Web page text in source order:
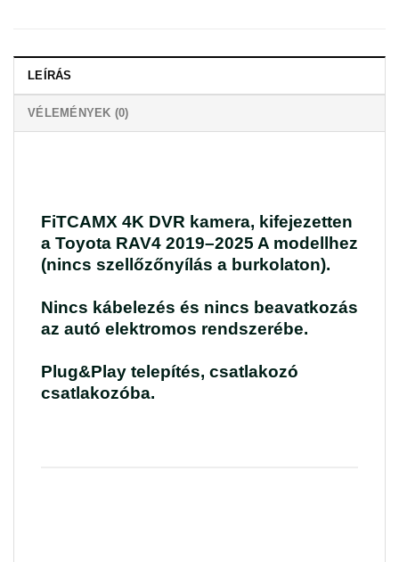
LEÍRÁS
VÉLEMÉNYEK (0)
FiTCAMX 4K DVR kamera, kifejezetten
a Toyota RAV4 2019–2025 A modellhez
(nincs szellőzőnyílás a burkolaton).
Nincs kábelezés és nincs beavatkozás
az autó elektromos rendszerébe.
Plug&Play telepítés, csatlakozó
csatlakozóba.